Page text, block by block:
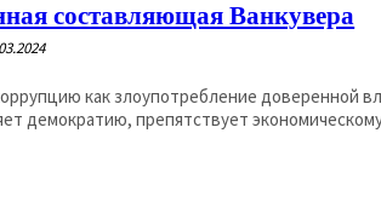
составляющая Ванкувера
как злоупотребление доверенной
демократию, препятствует